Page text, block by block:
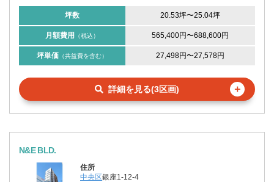
坪数 20.53坪〜25.04坪
月額費用 （税込） 565,400円〜688,600円
坪単価 （共益費を含む） 27,498円〜27,578円
詳細を見る(3区画) ＋
N&E BLD.
住所
中央区銀座1-12-4